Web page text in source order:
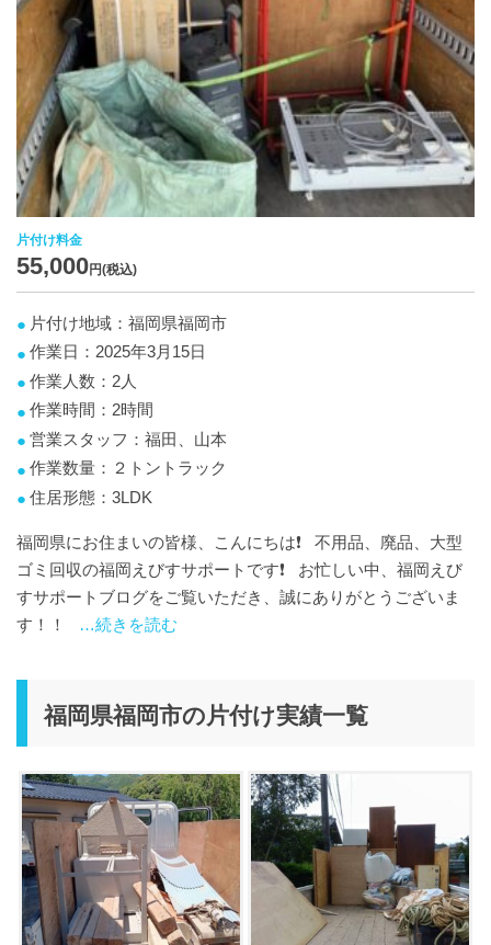
片付け料金
55,000円(税込)
片付け地域：福岡県福岡市
作業日：2025年3月15日
作業人数：2人
作業時間：2時間
営業スタッフ：福田、山本
作業数量：２トントラック
住居形態：3LDK
福岡県にお住まいの皆様、こんにちは❗️ 不用品、廃品、大型
ゴミ回収の福岡えびすサポートです❗️ お忙しい中、福岡えび
すサポートブログをご覧いただき、誠にありがとうございま
す！！
…続きを読む
福岡県福岡市の片付け実績一覧